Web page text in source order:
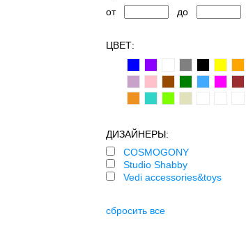
от
до
ЦВЕТ:
ДИЗАЙНЕРЫ:
COSMOGONY
Studio Shabby
Vedi accessories&toys
сбросить все